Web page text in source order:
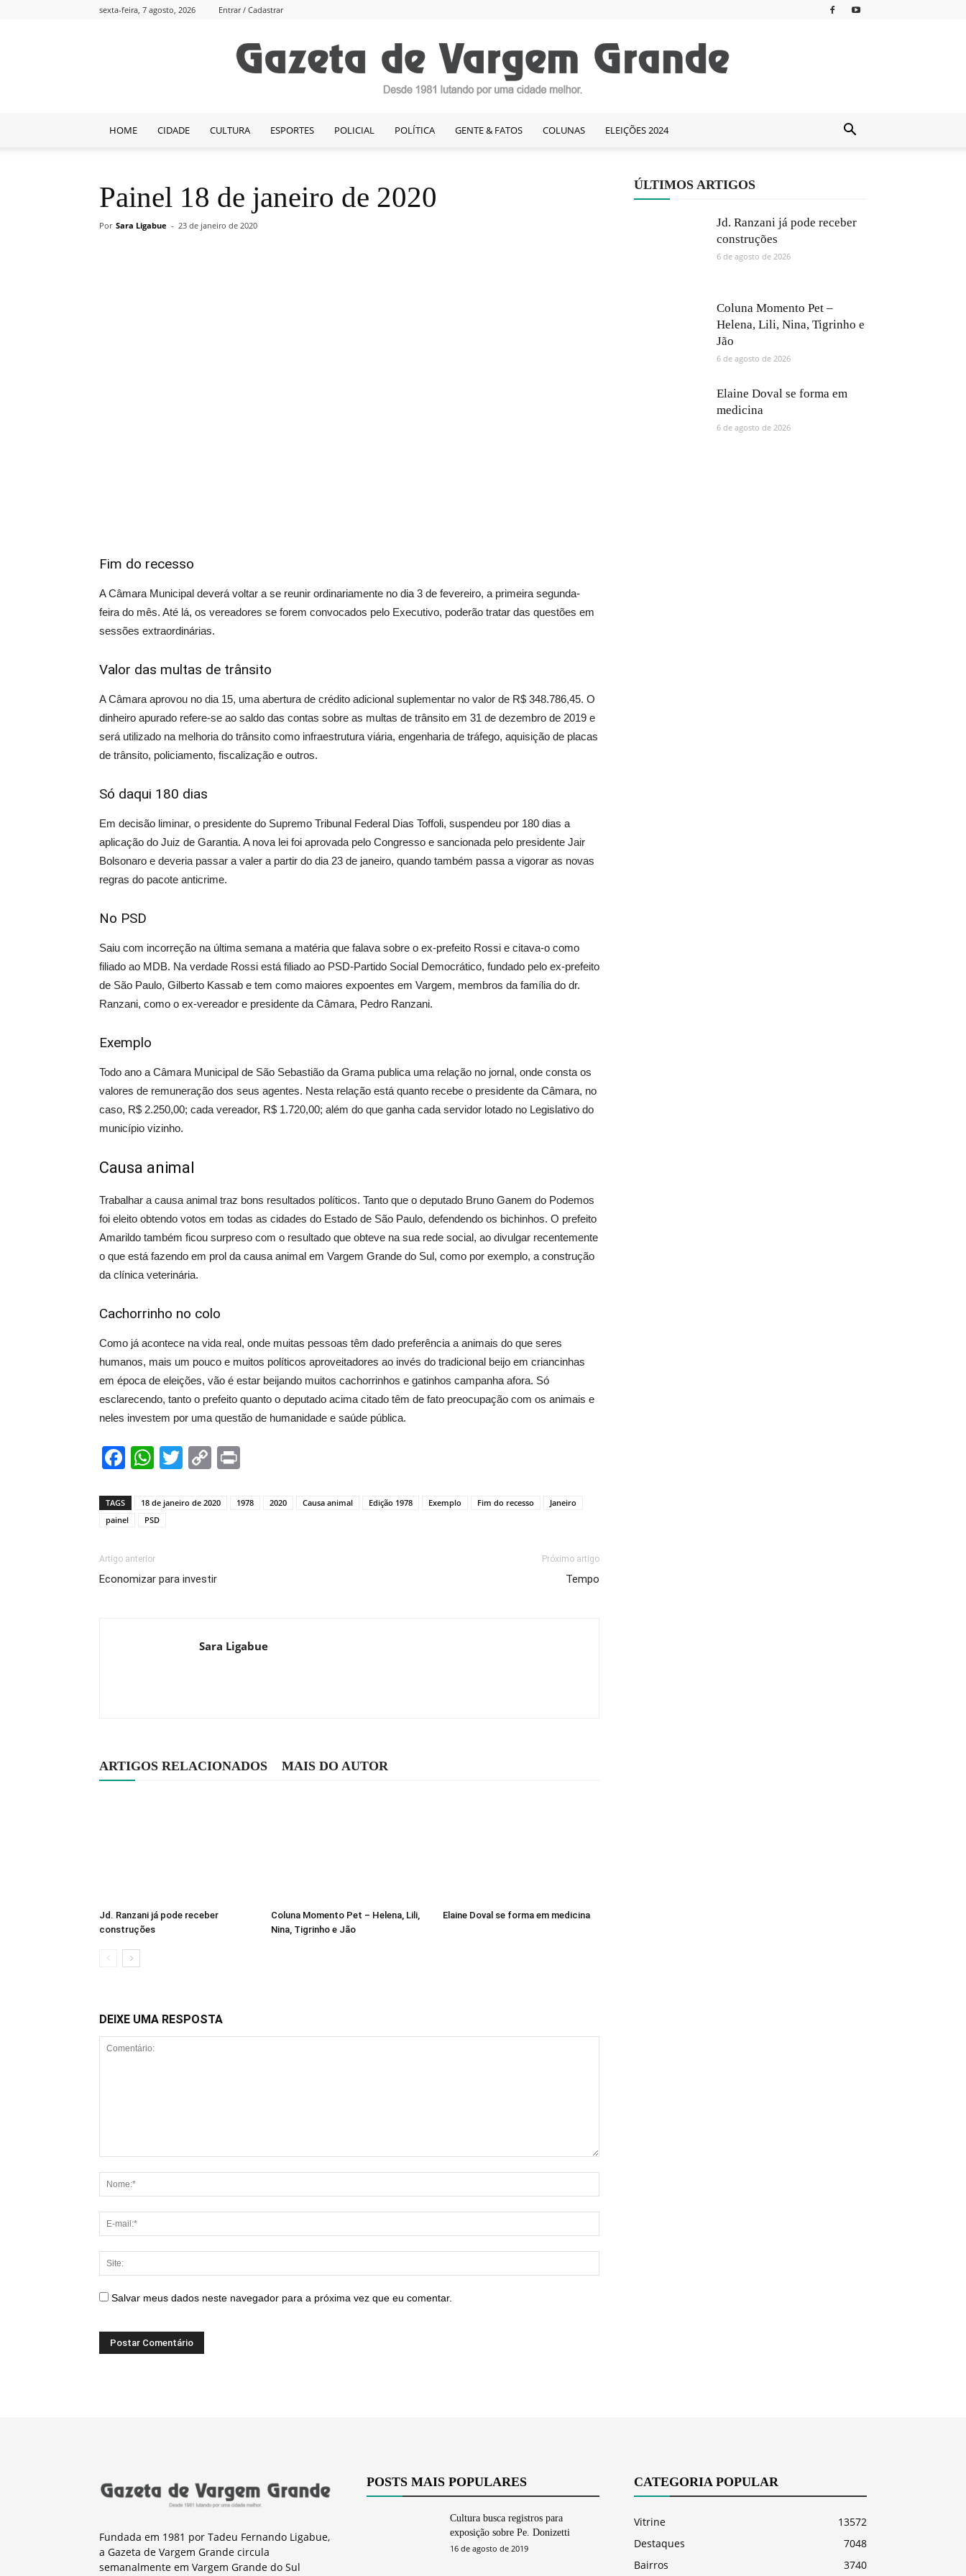
sexta-feira, 7 agosto, 2026 Entrar / Cadastrar
HOME CIDADE CULTURA ESPORTES POLICIAL POLÍTICA GENTE & FATOS COLUNAS ELEIÇÕES 2024
Painel 18 de janeiro de 2020
Por Sara Ligabue - 23 de janeiro de 2020
Fim do recesso
A Câmara Municipal deverá voltar a se reunir ordinariamente no dia 3 de fevereiro, a primeira segunda-
feira do mês. Até lá, os vereadores se forem convocados pelo Executivo, poderão tratar das questões em
sessões extraordinárias.
Valor das multas de trânsito
A Câmara aprovou no dia 15, uma abertura de crédito adicional suplementar no valor de R$ 348.786,45. O
dinheiro apurado refere-se ao saldo das contas sobre as multas de trânsito em 31 de dezembro de 2019 e
será utilizado na melhoria do trânsito como infraestrutura viária, engenharia de tráfego, aquisição de placas
de trânsito, policiamento, fiscalização e outros.
Só daqui 180 dias
Em decisão liminar, o presidente do Supremo Tribunal Federal Dias Toffoli, suspendeu por 180 dias a
aplicação do Juiz de Garantia. A nova lei foi aprovada pelo Congresso e sancionada pelo presidente Jair
Bolsonaro e deveria passar a valer a partir do dia 23 de janeiro, quando também passa a vigorar as novas
regras do pacote anticrime.
No PSD
Saiu com incorreção na última semana a matéria que falava sobre o ex-prefeito Rossi e citava-o como
filiado ao MDB. Na verdade Rossi está filiado ao PSD-Partido Social Democrático, fundado pelo ex-prefeito
de São Paulo, Gilberto Kassab e tem como maiores expoentes em Vargem, membros da família do dr.
Ranzani, como o ex-vereador e presidente da Câmara, Pedro Ranzani.
Exemplo
Todo ano a Câmara Municipal de São Sebastião da Grama publica uma relação no jornal, onde consta os
valores de remuneração dos seus agentes. Nesta relação está quanto recebe o presidente da Câmara, no
caso, R$ 2.250,00; cada vereador, R$ 1.720,00; além do que ganha cada servidor lotado no Legislativo do
município vizinho.
Causa animal
Trabalhar a causa animal traz bons resultados políticos. Tanto que o deputado Bruno Ganem do Podemos
foi eleito obtendo votos em todas as cidades do Estado de São Paulo, defendendo os bichinhos. O prefeito
Amarildo também ficou surpreso com o resultado que obteve na sua rede social, ao divulgar recentemente
o que está fazendo em prol da causa animal em Vargem Grande do Sul, como por exemplo, a construção
da clínica veterinária.
Cachorrinho no colo
Como já acontece na vida real, onde muitas pessoas têm dado preferência a animais do que seres
humanos, mais um pouco e muitos políticos aproveitadores ao invés do tradicional beijo em criancinhas
em época de eleições, vão é estar beijando muitos cachorrinhos e gatinhos campanha afora. Só
esclarecendo, tanto o prefeito quanto o deputado acima citado têm de fato preocupação com os animais e
neles investem por uma questão de humanidade e saúde pública.
Facebook
WhatsApp
TwitterCopy
TAGS 18 de janeiro de 2020 1978 2020 Causa animal Edição 1978 Exemplo Fim do recesso
Janeiro
painel
PSD
Artigo anterior
Economizar para investir
Próximo artigo
Tempo
Sara Ligabue
ARTIGOS RELACIONADOS MAIS DO AUTOR
Jd. Ranzani já pode receber
construções
Coluna Momento Pet – Helena, Lili,
Nina, Tigrinho e Jão
Elaine Doval se forma em medicina
DEIXE UMA RESPOSTA
Salvar meus dados neste navegador para a próxima vez que eu comentar.
ÚLTIMOS ARTIGOS
Jd. Ranzani já pode receber
construções
6 de agosto de 2026
Coluna Momento Pet –
Helena, Lili, Nina, Tigrinho e
Jão
6 de agosto de 2026
Elaine Doval se forma em
medicina
6 de agosto de 2026
Fundada em 1981 por Tadeu Fernando Ligabue,
a Gazeta de Vargem Grande circula
semanalmente em Vargem Grande do Sul
POSTS MAIS POPULARES
Cultura busca registros para
exposição sobre Pe. Donizetti
16 de agosto de 2019
CATEGORIA POPULAR
Vitrine
13572
Destaques
7048
Bairros
3740